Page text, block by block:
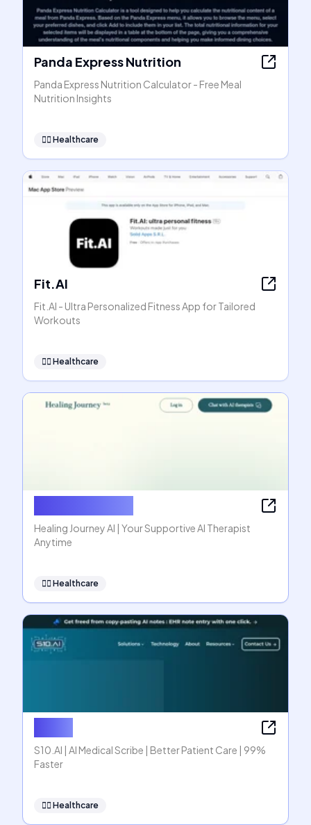
Panda Express Nutrition
Panda Express Nutrition Calculator - Free Meal
Nutrition Insights
👩‍⚕️ Healthcare
Fit.AI
Fit.AI - Ultra Personalized Fitness App for Tailored
Workouts
👩‍⚕️ Healthcare
Healing Journey AI | Your Supportive AI Therapist
Anytime
👩‍⚕️ Healthcare
S10.AI | AI Medical Scribe | Better Patient Care | 99%
Faster
👩‍⚕️ Healthcare